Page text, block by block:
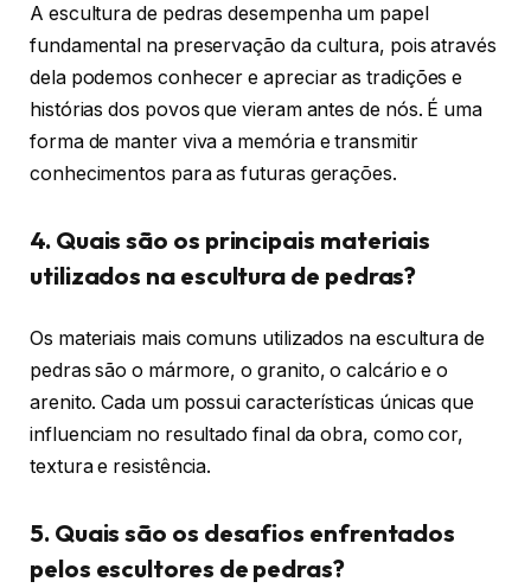
A escultura de pedras desempenha um papel
fundamental na preservação da cultura, pois através
dela podemos conhecer e apreciar as tradições e
histórias dos povos que vieram antes de nós. É uma
forma de manter viva a memória e transmitir
conhecimentos para as futuras gerações.
4. Quais são os principais materiais
utilizados na escultura de pedras?
Os materiais mais comuns utilizados na escultura de
pedras são o mármore, o granito, o calcário e o
arenito. Cada um possui características únicas que
influenciam no resultado final da obra, como cor,
textura e resistência.
5. Quais são os desafios enfrentados
pelos escultores de pedras?